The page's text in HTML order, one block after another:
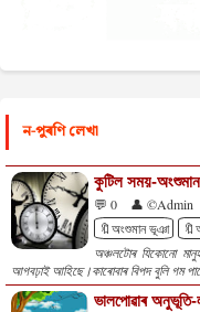
ন-পুৰণি লেখা
কুটিল সময়-
💬 0 👤 ©Admin
🔖অংশুমান ভূঞা
অঞ্চলটোৰ যিকোনো
আগবঢ়াই আহিছে।কাৰোবাৰ বিপদ বুলি
ভালপোৱাৰ অনুভূতি-